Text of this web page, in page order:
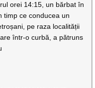
orei 14:15, un bărbat în
timp ce conducea un
pe raza localității
într-o curbă, a pătruns